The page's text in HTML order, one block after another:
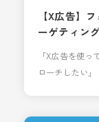
【X広告】
ーゲティン
「X広告を使
ローチしたい」 そんな悩みを持つ方に最もおすすめしたいの